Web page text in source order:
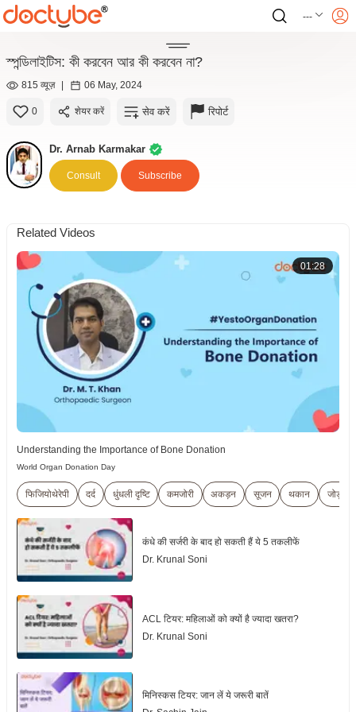
---
স্পন্ডিলাইটিস: কী করবেন আর কী করবেন না?
815 व्यूज़ | 06 May, 2024
0 शेयर करें सेव करें रिपोर्ट
Dr. Arnab Karmakar
Consult Subscribe
Related Videos
01:28
Understanding the Importance of Bone Donation
World Organ Donation Day
फिजियोथेरेपी दर्द धुंधली दृष्टि कमजोरी अकड़न सूजन थकान जोड़ों में
कंधे की सर्जरी के बाद हो सकती हैं ये 5 तकलीफें
Dr. Krunal Soni
ACL टियर: महिलाओं को क्यों है ज्यादा खतरा?
Dr. Krunal Soni
मिनिस्कस टियर: जान लें ये जरूरी बातें